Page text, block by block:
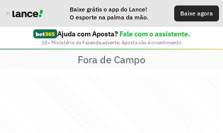
Baixe grátis o app do Lance!
O esporte na palma da mão.
Baixe agora
Ajuda com Aposta? Fale com o assistente.
18+ Ministério da Fazenda adverte: Aposta não é investimento
Fora de Campo